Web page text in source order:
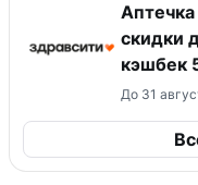
Аптечка
скидки
кэшбек
До 31